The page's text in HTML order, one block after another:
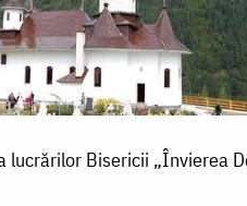
lucrărilor Bisericii „Învierea